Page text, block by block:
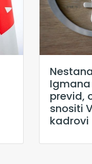
previd,
snositi
kadrovi